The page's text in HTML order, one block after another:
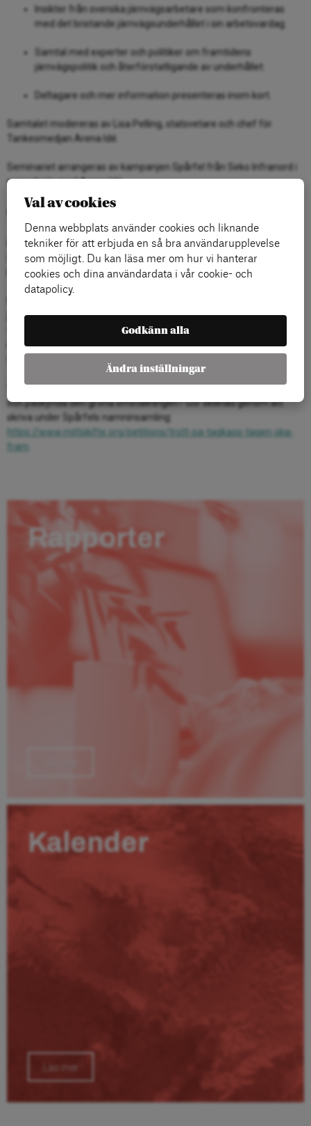
Insikter från svenska järnvägsarbetare som konfronteras
med det bristande järnvägsunderhållet i sin arbetsvardag.
Samtal med experter och politiker om framtidens
järnvägspolitik och återförstatligande av underhållet.
Deltagare och mer information presenteras inom kort.
Samtalet modereras av Lisa Pelling, statsvetare och chef för
Tankesmedjan Arena Idé.
Seminariet arrangeras av kampanjen Spårfel från Seko Infranord i
samarbete med Arena Idé.
Om Spårfel
Kampanjen Spårfel är ett initiativ från järnvägare på fackförbundet
Seko som dagligen arbetar med järnvägsunderhållet och försöker
lösa problemen för samhället och trafikanterna.
järnvägen och har vid flertalet kongresser fattat beslut om att
förbundet ska verkar för ett förstatligande av järnvägen. Det
innebär ett återtagande av banunderhåll, reinvesteringar,
fordonsunderhåll, trafik och egen personal.
Vill du också att tågen ska gå i tid? Vill du minska risken för olyckor
och påskynda den gröna omställningen? Gör skillnad genom att
skriva under Spårfels namninsamling:
https://www.mittskifte.org/petitions/trott-pa-tagkaos-tagen-ska-
fram
Rapporter
Kalender
Läs mer
Val av cookies
Denna webbplats använder cookies och liknande
tekniker för att erbjuda en så bra användarupplevelse
som möjligt. Du kan läsa mer om hur vi hanterar
cookies och dina användardata i vår cookie- och
datapolicy.
Godkänn alla
Ändra inställningar